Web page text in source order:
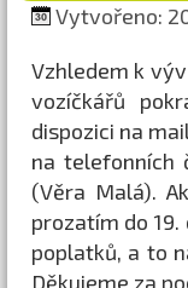
Vytvořeno:
Vzhledem k
vozíčkářů
dispozici na
na telefonních
(Věra Malá).
prozatím do
poplatků, a to
Děkujeme za